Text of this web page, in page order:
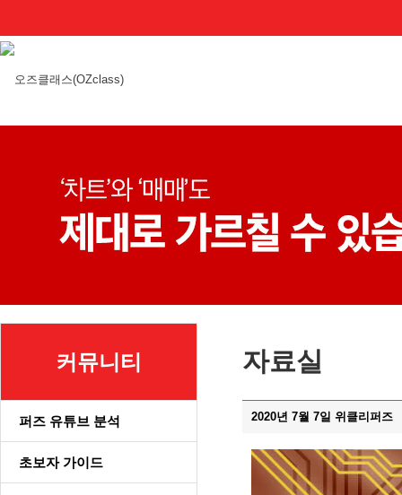
커뮤니티
퍼즈 유튜브 분석
초보자 가이드
자료실
2020년 7월 7일 위클리퍼즈